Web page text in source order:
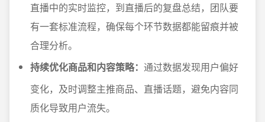
直播中的实时监控，到直播后的复盘总结，团队要
有一套标准流程，确保每个环节数据都能留痕并被
合理分析。
持续优化商品和内容策略： 通过数据发现用户偏好
变化，及时调整主推商品、直播话题，避免内容同
质化导致用户流失。